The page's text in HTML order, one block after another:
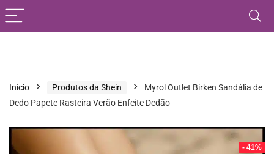
Início Produtos da Shein
Myrol Outlet Birken Sandália de
Dedo Papete Rasteira Verão Enfeite Dedão
- 41%